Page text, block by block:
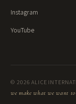
Instagram
YouTube
© 2026 ALICE
we make what we want to